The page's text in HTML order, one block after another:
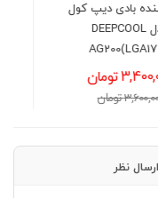
کارت گرافیک ایسوس مدل
ASUS ROG Strix RTX 5070
O12G
291,500,000 تومان
294,000,000 تومان
ارسال نظر